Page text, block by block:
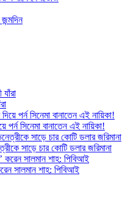
পর্ন সিনেমা বানাতেন এই নায়িকা!
সাড়ে চার কোটি ডলার জরিমানা
সালমান শাহ: পিবিআই